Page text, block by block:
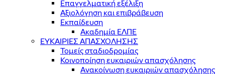
Επαγγελματική εξέλιξη
Αξιολόγηση και επιβράβευση
Εκπαίδευση
Ακαδημία ΕΛΠΕ
ΕΥΚΑΙΡΙΕΣ ΑΠΑΣΧΟΛΗΣΗΣ
Τομείς σταδιοδρομίας
Κοινοποίηση ευκαιριών απασχόλησης
Ανακοίνωση ευκαιριών απασχόλησης